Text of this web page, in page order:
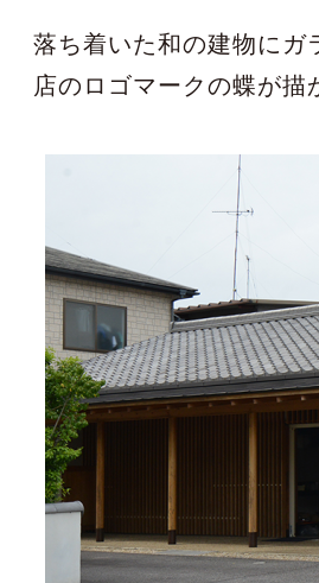
落ち着いた和の建物にガ
店のロゴマークの蝶が